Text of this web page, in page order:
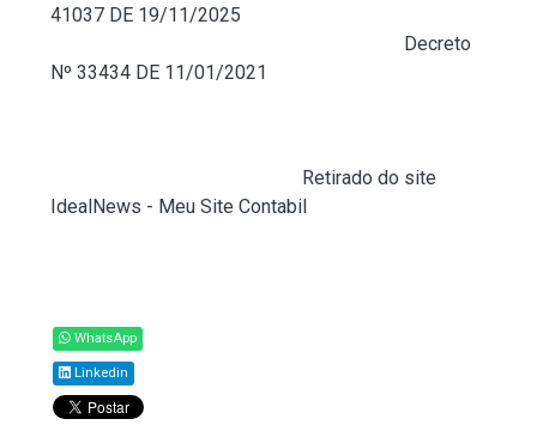
41037 DE 19/11/2025
Decreto
Nº 33434 DE 11/01/2021
Retirado do site
IdealNews - Meu Site Contabil
WhatsApp
Linkedin